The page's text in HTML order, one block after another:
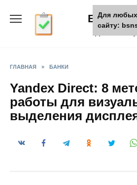
ГЛАВНАЯ » БАНКИ
Yandex Direct: 8
работы для
выделения
Для
сайту: